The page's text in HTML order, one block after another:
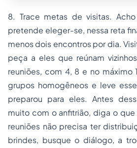
8. Trace metas de visitas.
pretende eleger-se, nessa reta
menos dois encontros por dia.
peça a eles que reúnam
reuniões, com 4, 8 e no máximo
grupos homogêneos e leve
preparou para eles. Antes
muito com o anfitrião, diga o
reuniões não precisa ter
brindes, busque o diálogo, a